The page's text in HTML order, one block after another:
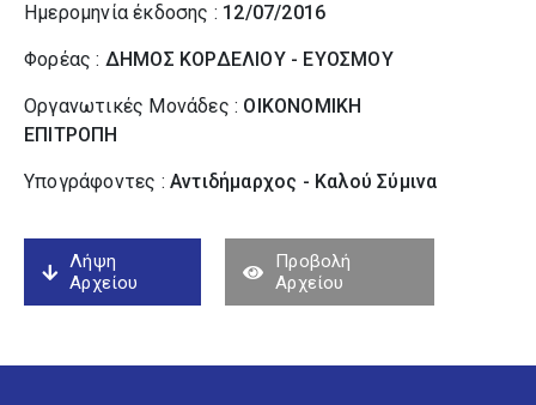
Ημερομηνία έκδοσης : 12/07/2016
Φορέας : ΔΗΜΟΣ ΚΟΡΔΕΛΙΟΥ - ΕΥΟΣΜΟΥ
Οργανωτικές Μονάδες : ΟΙΚΟΝΟΜΙΚΗ
ΕΠΙΤΡΟΠΗ
Υπογράφοντες : Αντιδήμαρχος - Καλού Σύµινα
Λήψη
Αρχείου
Προβολή
Αρχείου